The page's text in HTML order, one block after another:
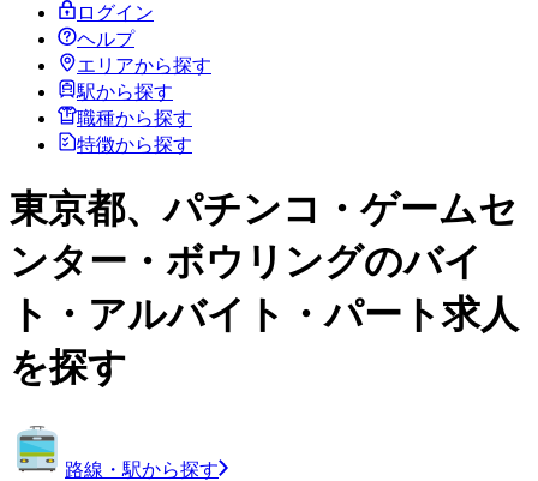
ログイン
ヘルプ
エリアから探す
駅から探す
職種から探す
特徴から探す
東京都、パチンコ・ゲームセ
ンター・ボウリングのバイ
ト・アルバイト・パート求人
を探す
路線・駅から探す